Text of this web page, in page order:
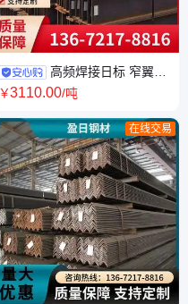
高频焊接日标 窄翼缘
莱钢H钢250*250*9*14 耐腐蚀
￥3110.00/吨
在线交易